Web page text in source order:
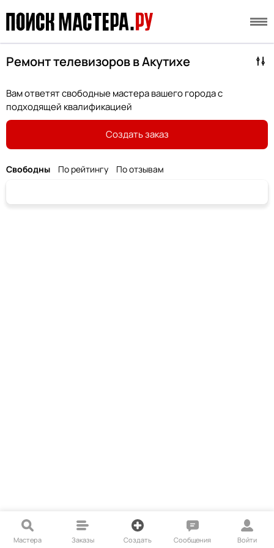
Ремонт телевизоров в Акутихе
Вам ответят свободные мастера вашего города с
подходящей квалификацией
Создать заказ
Свободны По рейтингу По отзывам
Мастера Заказы Создать Сообщения Войти